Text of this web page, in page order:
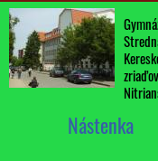
Nástenka